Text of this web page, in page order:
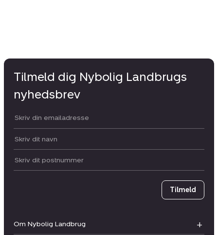
Om Nybolig Landbrug
Tilmeld dig Nybolig Landbrugs
nyhedsbrev
Din email:
Dit navn:
Postnummer
Tilmeld